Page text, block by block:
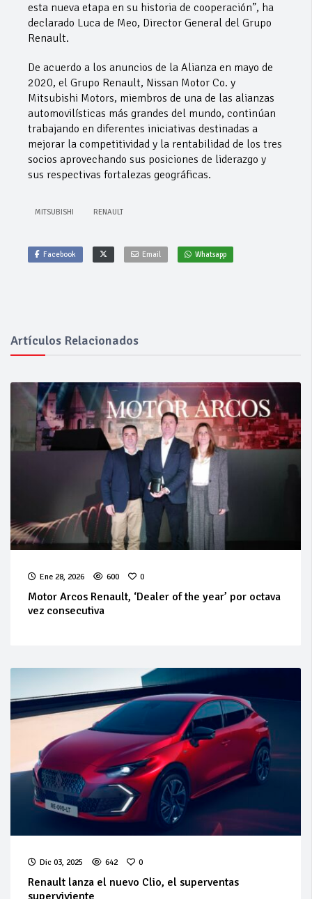
esta nueva etapa en su historia de cooperación”, ha
declarado Luca de Meo, Director General del Grupo
Renault.
De acuerdo a los anuncios de la Alianza en mayo de
2020, el Grupo Renault, Nissan Motor Co. y
Mitsubishi Motors, miembros de una de las alianzas
automovilísticas más grandes del mundo, continúan
trabajando en diferentes iniciativas destinadas a
mejorar la competitividad y la rentabilidad de los tres
socios aprovechando sus posiciones de liderazgo y
sus respectivas fortalezas geográficas.
MITSUBISHI RENAULT
Facebook Email Whatsapp
Artículos Relacionados
Ene 28, 2026 600 0
Motor Arcos Renault, ‘Dealer of the year’ por octava
vez consecutiva
Dic 03, 2025 642 0
Renault lanza el nuevo Clio, el superventas
superviviente